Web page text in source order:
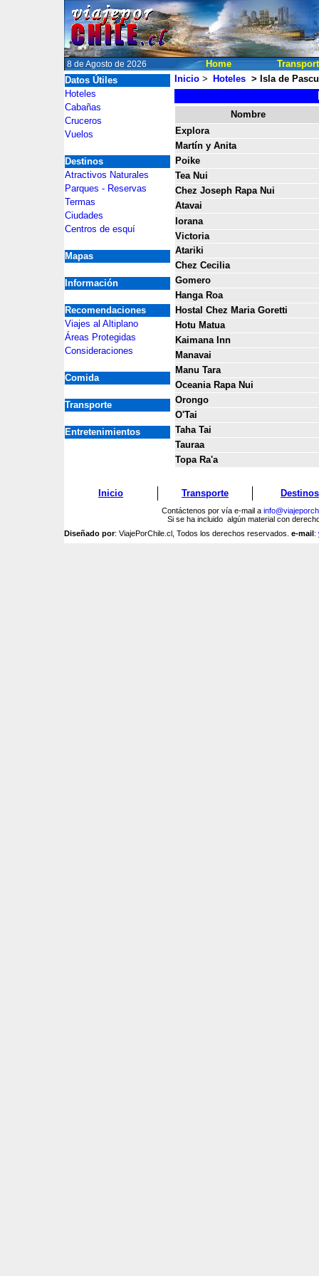
8 de Agosto de 2026 Home
Datos Útiles
Hoteles
Cabañas
Cruceros
Vuelos
Destinos
Atractivos Naturales
Parques - Reservas
Termas
Ciudades
Centros de esquí
Mapas
Información
Recomendaciones
Viajes al Altiplano
Áreas Protegidas
Consideraciones
Comida
Transporte
Entretenimientos
Inicio > Hoteles > Isla de
Nombre
Explora
Martín y Anita
Poike
Tea Nui
Chez Joseph Rapa Nui
Atavai
Iorana
Victoria
Atariki
Chez Cecilia
Gomero
Hanga Roa
Hostal Chez Maria Goretti
Hotu Matua
Kaimana Inn
Manavai
Manu Tara
Oceania Rapa Nui
Orongo
O'Tai
Taha Tai
Tauraa
Topa Ra'a
Inicio Transporte Destinos
Contáctenos por vía e-mail a
Si se ha incluido algún material con
Diseñado por: ViajePorChile.cl, Todos los derechos reservados. e-mail: